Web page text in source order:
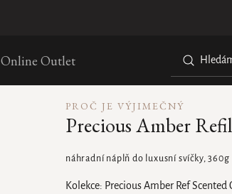
Online Outlet
PROČ JE VÝJIMEČNÝ
Precious Amber
náhradní náplň do luxusní svíčky, 360g
Kolekce: Precious Amber Ref Scented